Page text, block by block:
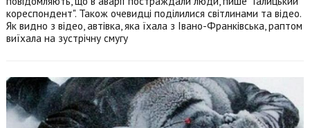
кореспондент". Також очевидці поділилися світлинами та відео.
Як видно з відео, автівка, яка їхала з Івано-Франківська, раптом
виїхала на зустрічну смугу